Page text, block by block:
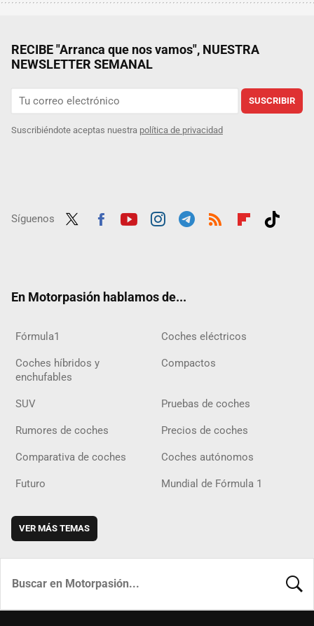
RECIBE "Arranca que nos vamos", NUESTRA
NEWSLETTER SEMANAL
SUSCRIBIR
Suscribiéndote aceptas nuestra política de privacidad
Síguenos
En Motorpasión hablamos de...
Fórmula1 Coches eléctricos
Coches híbridos y
enchufables
Compactos
SUV Pruebas de coches
Rumores de coches Precios de coches
Comparativa de coches Coches autónomos
Futuro Mundial de Fórmula 1
VER MÁS TEMAS